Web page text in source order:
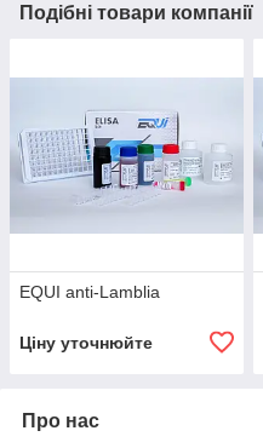
Подібні товари компанії
EQUI anti-Lamblia
Ціну уточнюйте
Про нас